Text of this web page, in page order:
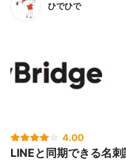
ひでひで
4.00
LINEと同期できる名